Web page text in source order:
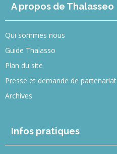
A propos de Thalasseo
Qui sommes nous
Guide Thalasso
Plan du site
Presse et demande de partenariat
Archives
Infos pratiques